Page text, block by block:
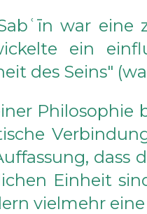
war eine
ein
des Seins"
Philosophie
dass
Einheit
vielmehr